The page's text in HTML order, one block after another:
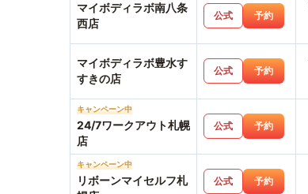
マイボディラボ南八条
西店
公式 予約
マイボディラボ豊水す
すきの店
公式 予約
キャンペーン中
24/7ワークアウト札幌
店
公式 予約
キャンペーン中
リボーンマイセルフ札
公式 予約